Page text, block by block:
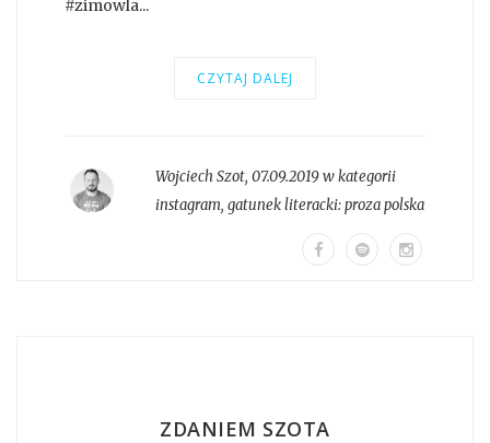
#zimowla...
CZYTAJ DALEJ
Wojciech Szot, 07.09.2019 w kategorii
instagram, gatunek literacki:proza polska
ZDANIEM SZOTA